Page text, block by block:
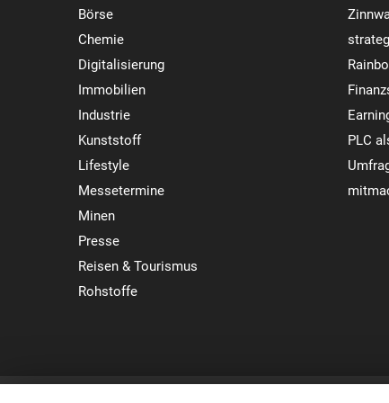
Börse
Chemie
Digitalisierung
Immobilien
Industrie
Kunststoff
Lifestyle
Messetermine
Minen
Presse
Reisen & Tourismus
Rohstoffe
PLC